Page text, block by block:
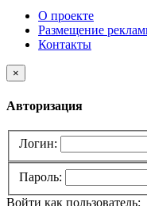
О проекте
Размещение
Контакты
×
Авторизация
Логин:
Пароль:
Войти как пользователь: